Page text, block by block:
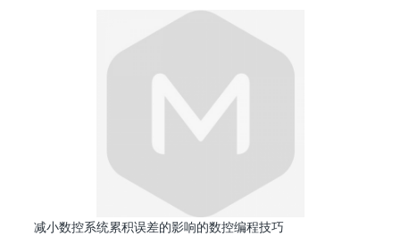
减小数控系统累积误差的影响的数控编程技巧